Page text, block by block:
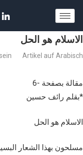
الاسلام هو الحل
Artikel auf Arabisch
مقالة بصفحة -6
بقلم رائف حسين*
الاسلام هو الحل
مسلحون بهذا الشعار